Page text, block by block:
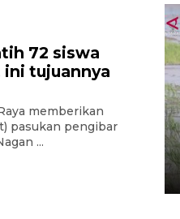
72 siswa
ini tujuannya
memberikan
pasukan pengibar
...
gedung lapas